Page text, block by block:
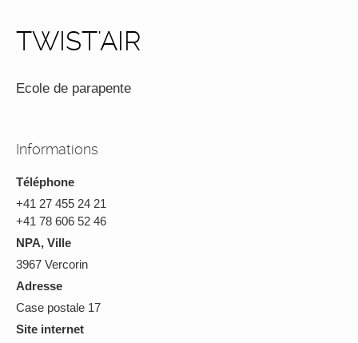
TWIST'AIR
Ecole de parapente
Informations
Téléphone
+41 27 455 24 21
+41 78 606 52 46
NPA, Ville
3967 Vercorin
Adresse
Case postale 17
Site internet